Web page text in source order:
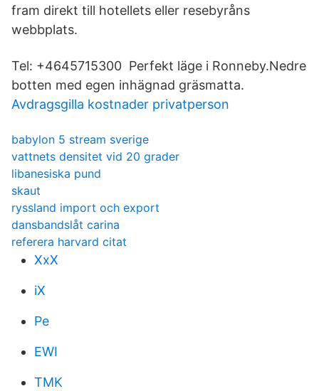
fram direkt till hotellets eller resebyråns
webbplats.
Tel: +4645715300 Perfekt läge i Ronneby.Nedre
botten med egen inhägnad gräsmatta.
Avdragsgilla kostnader privatperson
babylon 5 stream sverige
vattnets densitet vid 20 grader
libanesiska pund
skaut
ryssland import och export
dansbandslåt carina
referera harvard citat
XxX
iX
Pe
EWI
TMK